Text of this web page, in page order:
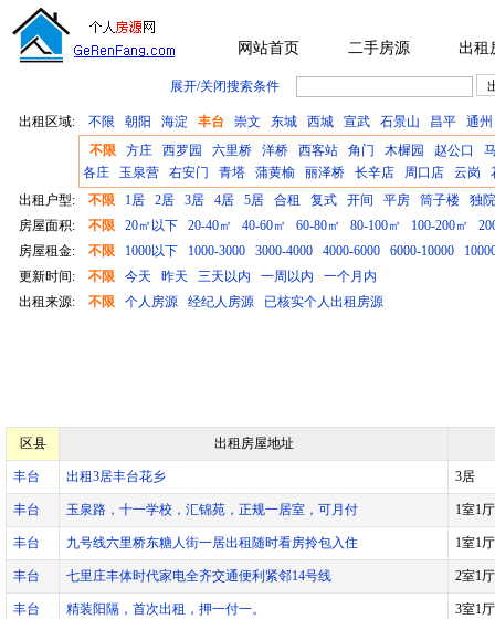
网站首页 二手房源 出租
展开/关闭搜索条件
出租区域: 不限 朝阳 海淀 丰台 崇文 东城 西城 宣武 石景山 昌平
通州
不限
方庄 西罗园 六里桥 洋桥 西客站 角门 木樨园 赵公口
各庄
玉泉营 右安门 青塔 蒲黄榆 丽泽桥 长辛店 周口店 云岗
出租户型:
不限 1居 2居 3居 4居 5居 合租 复式 开间 平房 筒子楼
独院
房屋面积:
不限 20㎡以下 20-40㎡ 40-60㎡ 60-80㎡ 80-100㎡ 100-200㎡
房屋租金:
不限 1000以下 1000-3000 3000-4000 4000-6000 6000-10000
更新时间:
不限 今天 昨天 三天以内 一周以内
一个月内
出租来源:
不限 个人房源 经纪人房源 已核实个人出租房源
区县 出租房屋地址
丰台 出租3居丰台花乡 3居
丰台 玉泉路，十一学校，汇锦苑，正规一居室，可月付 1室1
丰台 九号线六里桥东糖人街一居出租随时看房拎包入住 1室1
丰台 七里庄丰体时代家电全齐交通便利紧邻14号线 2室1
丰台 精装阳隔，首次出租，押一付一。 3室1